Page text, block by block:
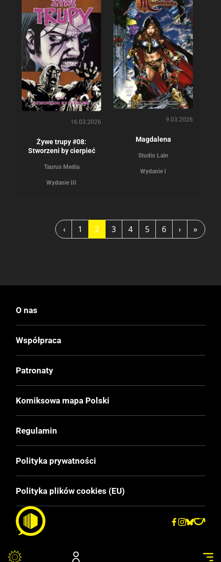
16.03.2026
Żywe trupy #08:
Stworzeni by cierpieć
Taurus Media
Wydanie III
9.03.2026
Magdalena
Studio Lain
Wydanie I
‹ 1 2 3 4 5 6 › »
O nas
Współpraca
Patronaty
Komiksowa mapa Polski
Regulamin
Polityka prywatności
Polityka plików cookies (EU)